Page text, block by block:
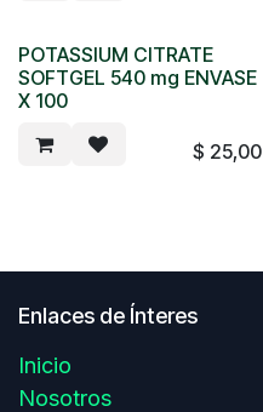
POTASSIUM CITRATE
SOFTGEL 540 mg ENVASE
X 100
$ 25,00
Enlaces de Ínteres
Inicio
Nosotros